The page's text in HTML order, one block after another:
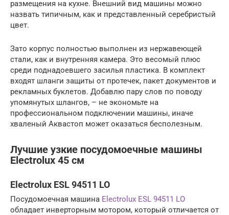
размещения на кухне. Внешний вид машины можно
назвать типичным, как и представленный серебристый
цвет.
Зато корпус полностью выполнен из нержавеющей
стали, как и внутренняя камера. Это весомый плюс
среди поднадоевшего засилья пластика. В комплект
входят шланги защиты от протечек, пакет документов и
рекламных буклетов. Добавлю пару слов по поводу
упомянутых шлангов, – не экономьте на
профессиональном подключении машины, иначе
хваленый Аквастоп может оказаться бесполезным.
Лучшие узкие посудомоечные машины
Electrolux 45 см
Electrolux ESL 94511 LO
Посудомоечная машина Electrolux ESL 94511 LO
обладает инверторным мотором, который отличается от